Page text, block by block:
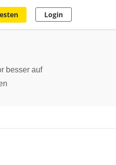
Login
besser auf